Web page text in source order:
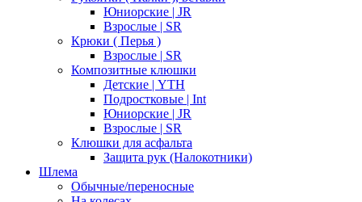
Юниорские | JR
Взрослые | SR
Крюки ( Перья )
Взрослые | SR
Композитные клюшки
Детские | YTH
Подростковые | Int
Юниорские | JR
Взрослые | SR
Клюшки для асфальта
Защита рук (Налокотники)
Шлема
Обычные/переносные